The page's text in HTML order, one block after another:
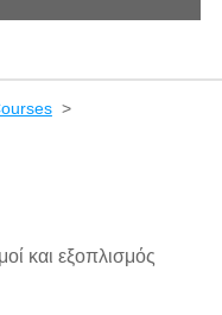
>
και εξοπλισμός